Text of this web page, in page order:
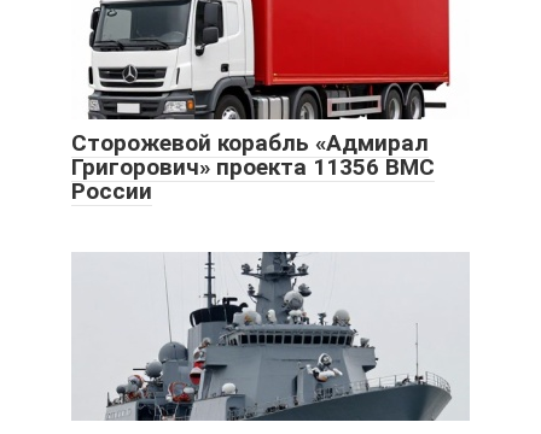
Сторожевой корабль «Адмирал
Григорович» проекта 11356 ВМС
России